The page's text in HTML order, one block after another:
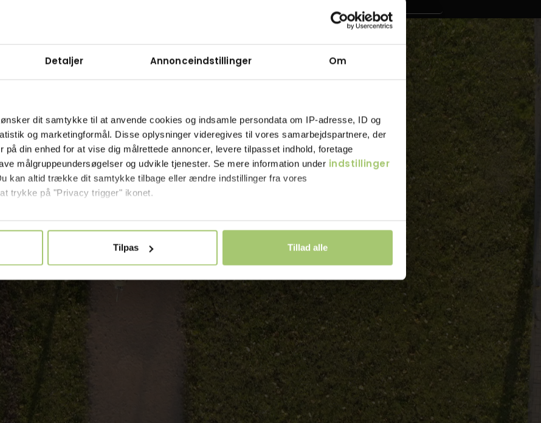
Detaljer Annonceindstillinger Om
ønsker dit samtykke til at anvende cookies og indsamle persondata om IP-adresse, ID og
og marketingformål. Disse oplysninger videregives til vores samarbejdspartnere, der
på din enhed for at vise dig målrettede annoncer, levere tilpasset indhold, foretage
målgruppeundersøgelser og udvikle tjenester. Se mere information under indstillinger
kan altid trække dit samtykke tilbage eller ændre indstillinger fra vores
trykke på "Privacy trigger" ikonet.
gerne:
på en scanning af dens unikke karakteristika (fingerprinting)
din oplevelse ved at tilpasse vores indhold og annoncer, for at vise
og til at analysere vores trafik. Vi deler også oplysninger om din brug
vores partnere inden for sociale medier, annonceringspartnere og
kan kombinere disse data med andre oplysninger, du har givet dem,
fra din brug af deres tjenester.
Tilpas Tillad alle